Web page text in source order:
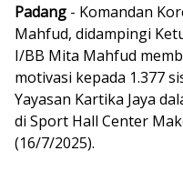
Padang - Komandan
Mahfud, didampingi
I/BB Mita Mahfud
motivasi kepada 1.377
Yayasan Kartika Jaya
di Sport Hall Center
(16/7/2025).